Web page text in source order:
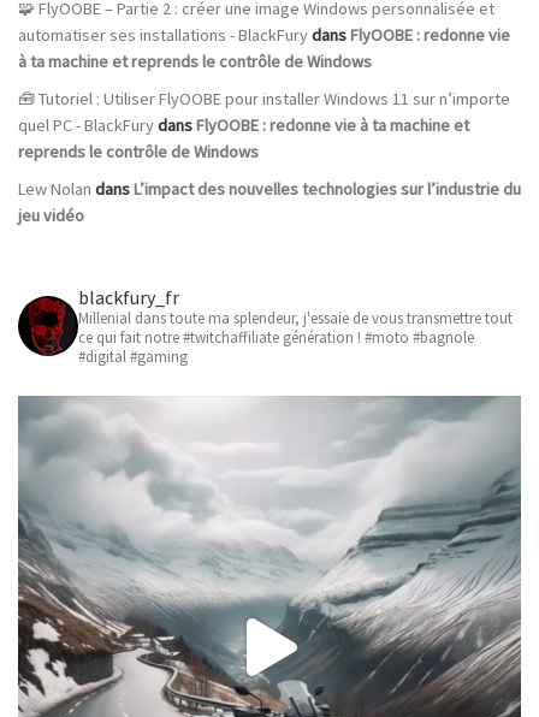
🧩 FlyOOBE – Partie 2 : créer une image Windows personnalisée et
automatiser ses installations - BlackFurydansFlyOOBE : redonne vie
à ta machine et reprends le contrôle de Windows
🧰 Tutoriel : Utiliser FlyOOBE pour installer Windows 11 sur n’importe
quel PC - BlackFurydansFlyOOBE : redonne vie à ta machine et
reprends le contrôle de Windows
Lew Nolan dansL’impact des nouvelles technologies sur l’industrie du
jeu vidéo
blackfury_fr
Millenial dans toute ma splendeur, j'essaie de vous transmettre tout
ce qui fait notre #twitchaffiliate génération ! #moto #bagnole
#digital #gaming